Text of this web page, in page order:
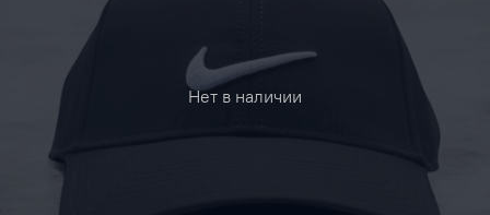
Нет в наличии